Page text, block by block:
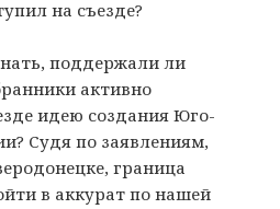
на съезде?
поддержали ли
активно
идею создания Юго-
Судя по заявлениям,
граница
в аккурат по нашей